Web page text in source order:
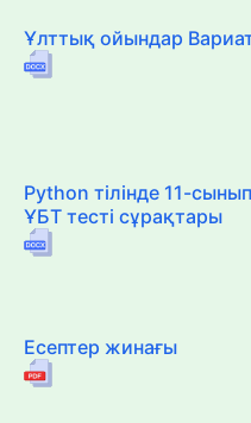
Ұлттық ойындар
Python тілінде 11-
ҰБТ тесті сұрақтары
Есептер жинағы